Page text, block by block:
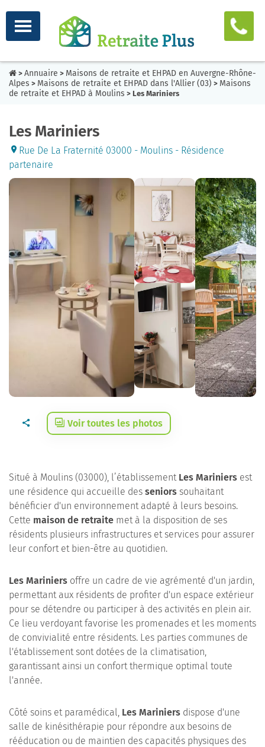
> Annuaire > Maisons de retraite et EHPAD en Auvergne-Rhône-
Alpes > Maisons de retraite et EHPAD dans l'Allier (03) > Maisons
de retraite et EHPAD à Moulins > Les Mariniers
Les Mariniers
Rue De La Fraternité 03000 - Moulins - Résidence
partenaire
Voir toutes les photos
Situé à Moulins (03000), l’établissement Les Mariniers est
une résidence qui accueille des seniors souhaitant
bénéficier d'un environnement adapté à leurs besoins.
Cette maison de retraite met à la disposition de ses
résidents plusieurs infrastructures et services pour assurer
leur confort et bien-être au quotidien.
Les Mariniers offre un cadre de vie agrémenté d'un jardin,
permettant aux résidents de profiter d'un espace extérieur
pour se détendre ou participer à des activités en plein air.
Ce lieu verdoyant favorise les promenades et les moments
de convivialité entre résidents. Les parties communes de
l'établissement sont dotées de la climatisation,
garantissant ainsi un confort thermique optimal toute
l'année.
Côté soins et paramédical, Les Mariniers dispose d'une
salle de kinésithérapie pour répondre aux besoins de
rééducation ou de maintien des capacités physiques des